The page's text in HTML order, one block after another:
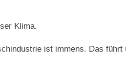
Klima.
ist immens. Das